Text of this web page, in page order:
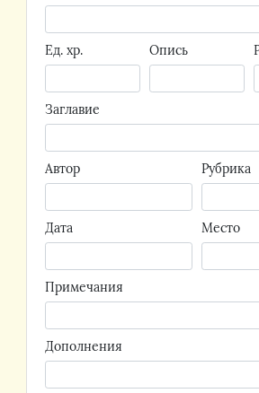
Ед. хр. Опись
Заглавие
Автор Рубрика
Дата Место
Примечания
Дополнения